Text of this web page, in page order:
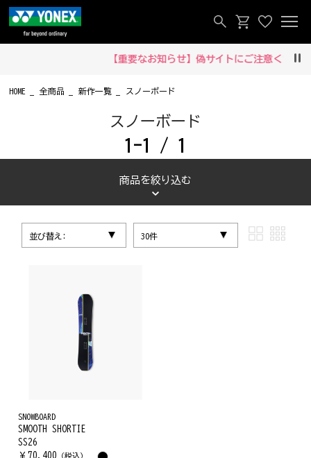
【重要なお知らせ】偽サイトにご注意ください‼
HOME 全商品 新作一覧 スノーボード
スノーボード
1-1 / 1
商品を絞り込む
並び替え: 30件
SNOWBOARD
SMOOTH SHORTIE
SS26
￥ 70,400 （税込）